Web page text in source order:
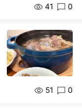
41 0
51 0